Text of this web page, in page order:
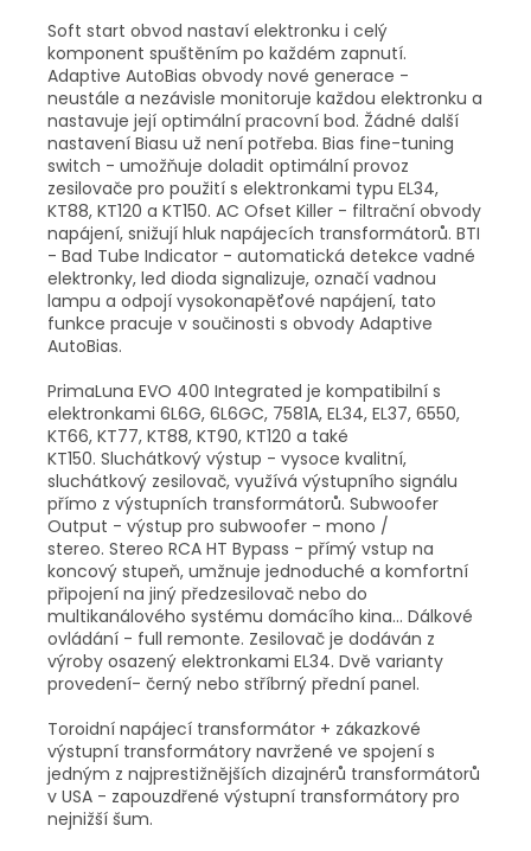
Soft start obvod nastaví elektronku i celý
komponent spuštěním po každém zapnutí.
Adaptive AutoBias obvody nové generace -
neustále a nezávisle monitoruje každou elektronku a
nastavuje její optimální pracovní bod. Žádné další
nastavení Biasu už není potřeba. Bias fine-tuning
switch - umožňuje doladit optimální provoz
zesilovače pro použití s elektronkami typu EL34,
KT88, KT120 a KT150. AC Ofset Killer - filtrační obvody
napájení, snižují hluk napájecích transformátorů. BTI
- Bad Tube Indicator - automatická detekce vadné
elektronky, led dioda signalizuje, označí vadnou
lampu a odpojí vysokonapěťové napájení, tato
funkce pracuje v součinosti s obvody Adaptive
AutoBias.
PrimaLuna EVO 400 Integrated je kompatibilní s
elektronkami 6L6G, 6L6GC, 7581A, EL34, EL37, 6550,
KT66, KT77, KT88, KT90, KT120 a také
KT150. Sluchátkový výstup - vysoce kvalitní,
sluchátkový zesilovač, využívá výstupního signálu
přímo z výstupních transformátorů. Subwoofer
Output - výstup pro subwoofer - mono /
stereo. Stereo RCA HT Bypass - přímý vstup na
koncový stupeň, umžnuje jednoduché a komfortní
připojení na jiný předzesilovač nebo do
multikanálového systému domácího kina... Dálkové
ovládání - full remonte. Zesilovač je dodáván z
výroby osazený elektronkami EL34. Dvě varianty
provedení- černý nebo stříbrný přední panel.
Toroidní napájecí transformátor + zákazkové
výstupní transformátory navržené ve spojení s
jedným z najprestižnějších dizajnérů transformátorů
v USA - zapouzdřené výstupní transformátory pro
nejnižší šum.